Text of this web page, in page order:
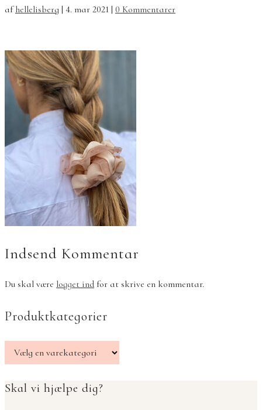
afhellelisberg | 4. mar 2021 | 0 Kommentarer
Indsend Kommentar
Du skal være logget ind for at skrive en kommentar.
Produktkategorier
Skal vi hjælpe dig?